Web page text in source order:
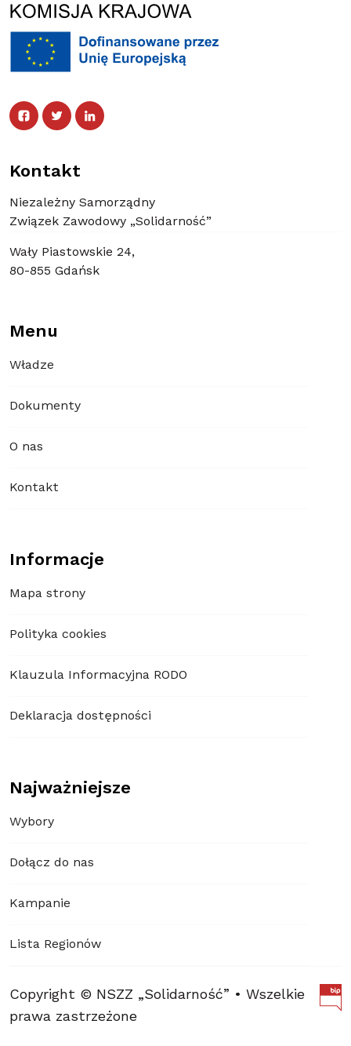
Facebook Facebook
TwitterTwitter
Linked In
Kontakt
Niezależny Samorządny
Związek Zawodowy „Solidarność”
Wały Piastowskie 24,
80-855 Gdańsk
Menu
Władze
Dokumenty
O nas
Kontakt
Informacje
Mapa strony
Polityka cookies
Klauzula Informacyjna RODO
Deklaracja dostępności
Najważniejsze
Wybory
Dołącz do nas
Kampanie
Lista Regionów
Copyright © NSZZ „Solidarność” • Wszelkie
prawa zastrzeżone